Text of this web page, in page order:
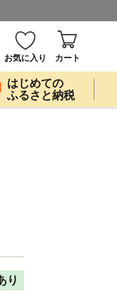
お気に入り カート
はじめての
ふるさと納税
り